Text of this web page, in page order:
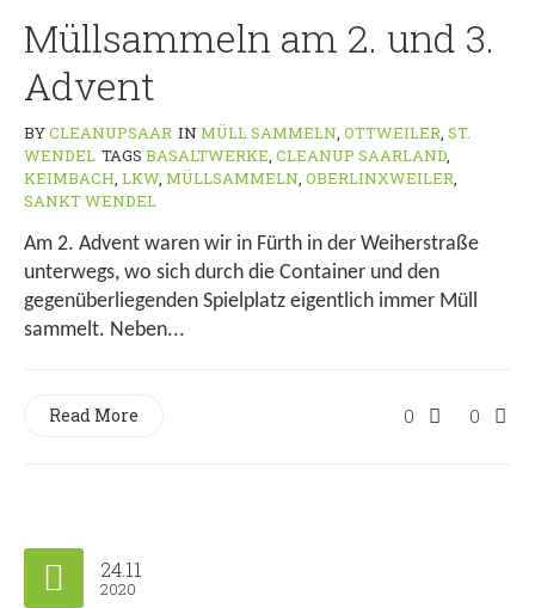
Müllsammeln am 2. und 3.
Advent
BYCLEANUPSAAR IN MÜLL SAMMELN, OTTWEILER, ST.
WENDEL TAGS BASALTWERKE, CLEANUP SAARLAND,
KEIMBACH, LKW, MÜLLSAMMELN, OBERLINXWEILER,
SANKT WENDEL
Am 2. Advent waren wir in Fürth in der Weiherstraße
unterwegs, wo sich durch die Container und den
gegenüberliegenden Spielplatz eigentlich immer Müll
sammelt. Neben...
0 0
Read More
24.11
2020